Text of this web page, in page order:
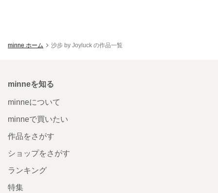
minne ホーム 沙步 by Joyluck の作品一覧
minneを知る
minneについて
minneで買いたい
作品をさがす
ショップをさがす
ランキング
特集